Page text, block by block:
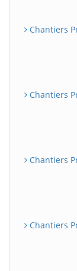
Chantiers
Chantiers
Chantiers
Chantiers